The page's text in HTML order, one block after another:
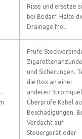
Risse und ersetze
bei Bedarf. Halte
Drainage frei.
Prüfe
und Sicherungen.
die Box an einer
anderen
Überprüfe Kabel
Beschädigungen.
Verdacht auf
Steuergerät oder